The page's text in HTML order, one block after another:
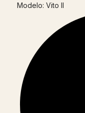
Modelo: Vito II